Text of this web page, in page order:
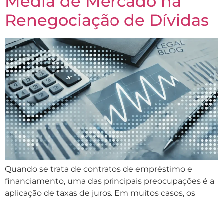
Renegociação de Dívidas
Quando se trata de contratos de empréstimo e
financiamento, uma das principais preocupações é a
aplicação de taxas de juros. Em muitos casos, os